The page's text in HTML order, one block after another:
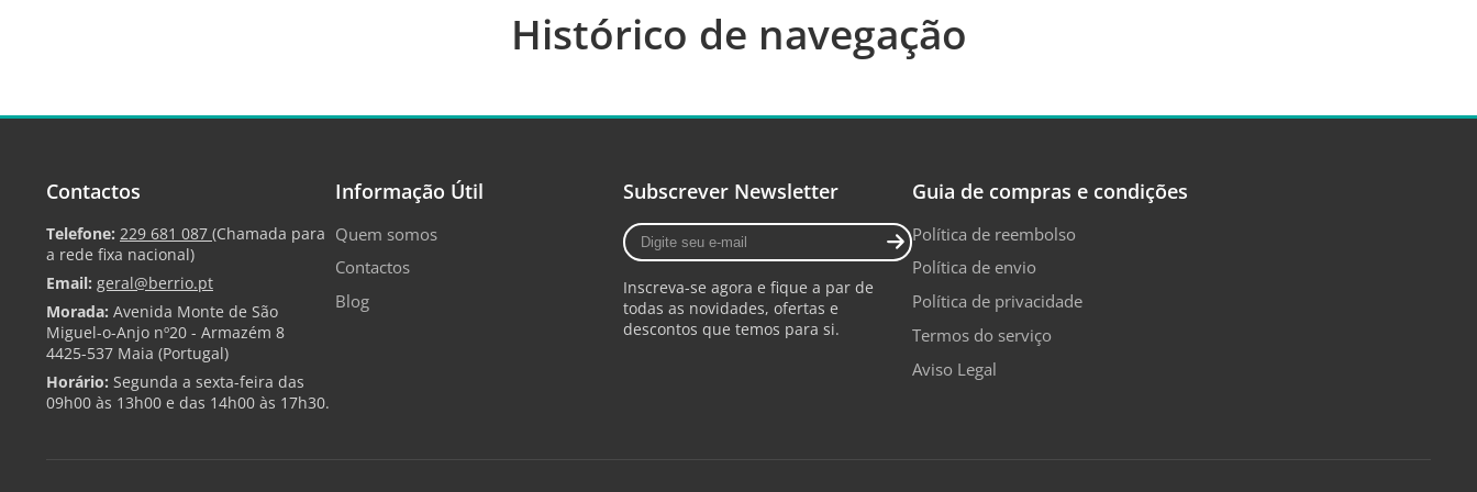
Histórico de navegação
Contactos
Telefone: 229 681 087 (Chamada para
a rede fixa nacional)
Email: geral@berrio.pt
Morada: Avenida Monte de São
Miguel-o-Anjo nº20 - Armazém 8
4425-537 Maia (Portugal)
Horário: Segunda a sexta-feira das
09h00 às 13h00 e das 14h00 às 17h30.
Informação Útil
Quem somos
Contactos
Blog
Subscrever Newsletter
Digite
seu
mail
Inscreva-se agora e fique a par de
todas as novidades, ofertas e
descontos que temos para si.
Guia de compras e condições
Política de reembolso
Política de envio
Política de privacidade
Termos do serviço
Aviso Legal